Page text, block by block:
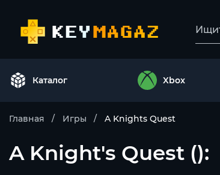
Каталог Xbox
Главная Игры A Knights Quest
A Knight's Quest ():